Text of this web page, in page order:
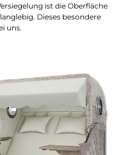
ist die Oberfläche
Dieses besondere
uns.